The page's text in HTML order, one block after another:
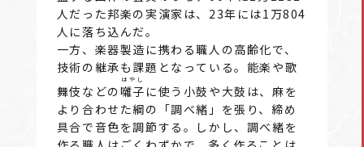
人だった邦楽の実演家は、23年には1万804
人に落ち込んだ。
一方、楽器製造に携わる職人の高齢化で、
技術の継承も課題となっている。能楽や歌
舞伎などの囃子
はやし
に使う小鼓や大鼓は、麻を
より合わせた綱の「調べ緒」を張り、締め
具合で音色を調節する。しかし、調べ緒を